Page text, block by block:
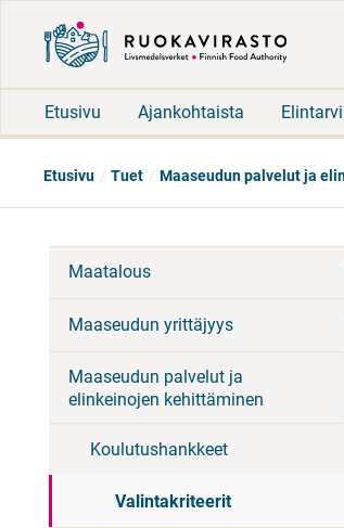
Etusivu Ajankohtaista
Etusivu Tuet Maaseudun palvelut ja
Maatalous
Maaseudun yrittäjyys
Maaseudun palvelut ja
elinkeinojen kehittäminen
Koulutushankkeet
Valintakriteerit